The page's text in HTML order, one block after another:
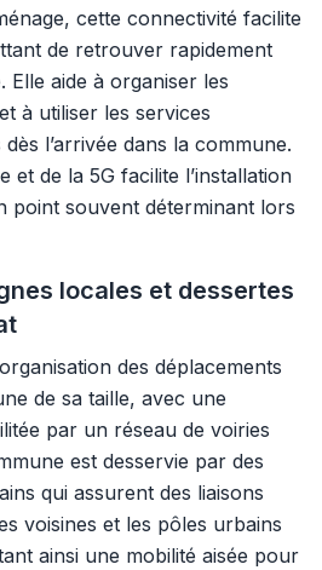
cette connectivité facilite
de retrouver rapidement
Elle aide à organiser les
à utiliser les services
l’arrivée dans la commune.
et de la 5G facilite l’installation
point souvent déterminant lors
locales et dessertes
des déplacements
de sa taille, avec une
par un réseau de voiries
est desservie par des
qui assurent des liaisons
voisines et les pôles urbains
ainsi une mobilité aisée pour